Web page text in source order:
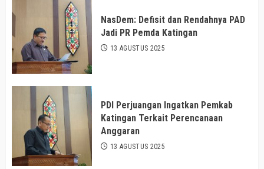
NasDem: Defisit dan Rendahnya PAD
Jadi PR Pemda Katingan
13 AGUSTUS 2025
PDI Perjuangan Ingatkan Pemkab
Katingan Terkait Perencanaan
Anggaran
13 AGUSTUS 2025